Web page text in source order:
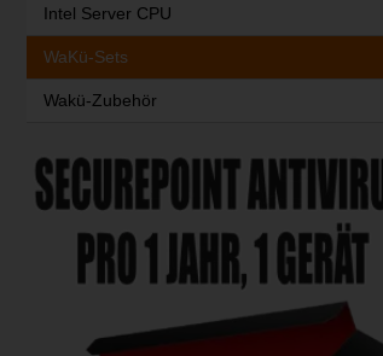
Intel Server CPU
WaKü-Sets
Wakü-Zubehör